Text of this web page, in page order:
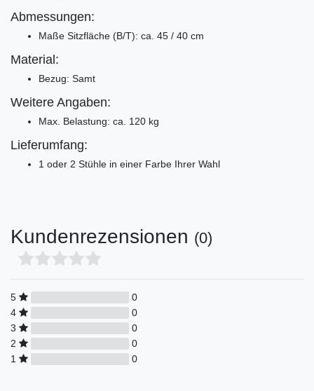
Abmessungen:
Maße Sitzfläche (B/T): ca. 45 / 40 cm
Material:
Bezug: Samt
Weitere Angaben:
Max. Belastung: ca. 120 kg
Lieferumfang:
1 oder 2 Stühle in einer Farbe Ihrer Wahl
Kundenrezensionen (0)
5
0
4
0
3
0
2
0
1
0